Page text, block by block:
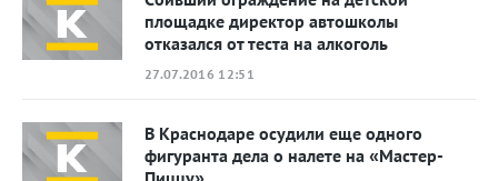
площадке директор автошколы
отказался от теста на алкоголь
27.07.2016 12:51
В Краснодаре осудили еще одного
фигуранта дела о налете на «Мастер-